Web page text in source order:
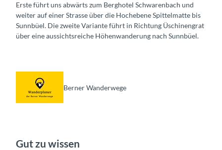
Erste führt uns abwärts zum Berghotel Schwarenbach und
weiter auf einer Strasse über die Hochebene Spittelmatte bis
Sunnbüel. Die zweite Variante führt in Richtung Üschinengrat
über eine aussichtsreiche Höhenwanderung nach Sunnbüel.
Berner Wanderwege
Gut zu wissen